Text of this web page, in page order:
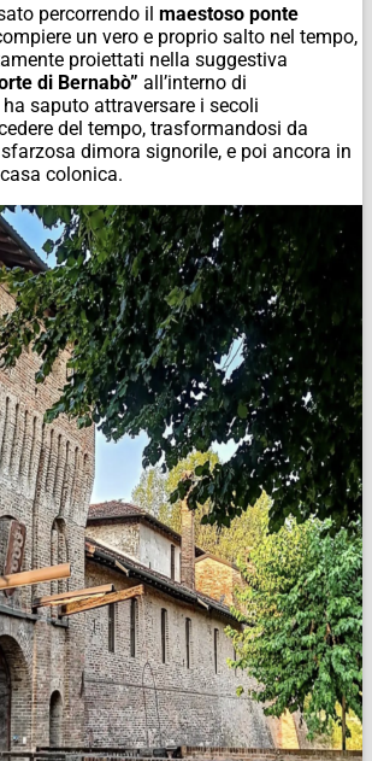
percorrendo il maestoso ponte
un vero e proprio salto nel tempo,
proiettati nella suggestiva
di Bernabò” all’interno di
ha saputo attraversare i secoli
del tempo, trasformandosi da
dimora signorile, e poi ancora in
colonica.